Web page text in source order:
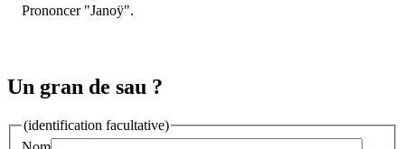
Prononcer "Janoÿ".
Un gran de sau ?
(identification facultative)